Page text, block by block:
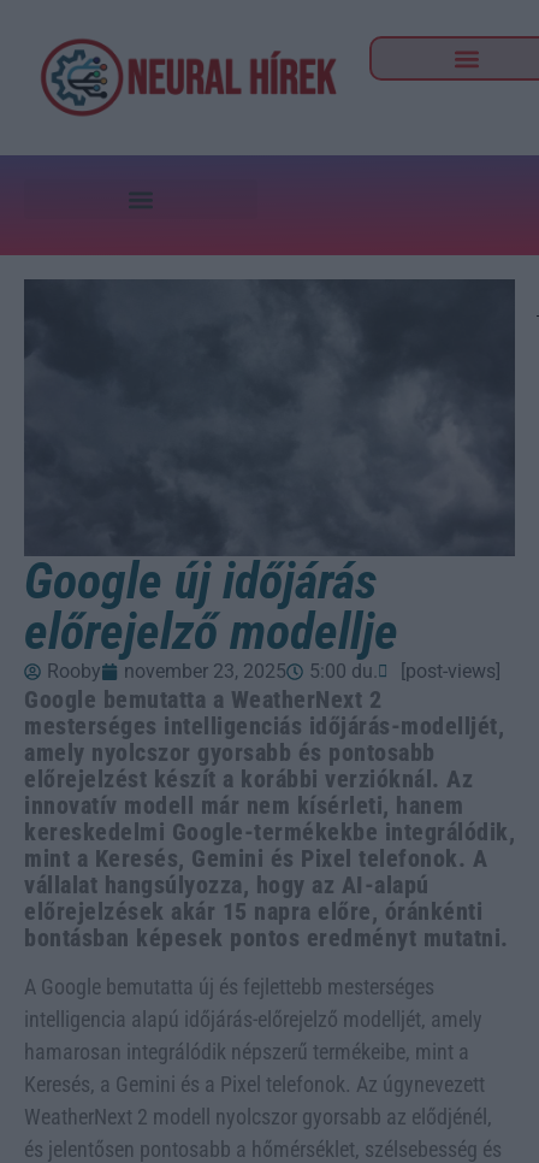
Google új időjárás
előrejelző modellje
Rooby november 23, 2025 5:00 du. [post-views]
Google bemutatta a WeatherNext 2
mesterséges intelligenciás időjárás-modelljét,
amely nyolcszor gyorsabb és pontosabb
előrejelzést készít a korábbi verzióknál. Az
innovatív modell már nem kísérleti, hanem
kereskedelmi Google-termékekbe integrálódik,
mint a Keresés, Gemini és Pixel telefonok. A
vállalat hangsúlyozza, hogy az AI-alapú
előrejelzések akár 15 napra előre, óránkénti
bontásban képesek pontos eredményt mutatni.
A Google bemutatta új és fejlettebb mesterséges
intelligencia alapú időjárás-előrejelző modelljét, amely
hamarosan integrálódik népszerű termékeibe, mint a
Keresés, a Gemini és a Pixel telefonok. Az úgynevezett
WeatherNext 2 modell nyolcszor gyorsabb az elődjénél,
és jelentősen pontosabb a hőmérséklet, szélsebesség és